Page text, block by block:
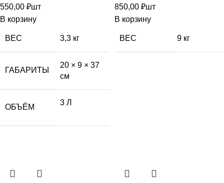
550,00 ₽шт
В корзину
ВЕС 3,3 кг
ГАБАРИТЫ
20 × 9 × 37
см
ОБЪЁМ
3 Л
850,00 ₽шт
В корзину
ВЕС 9 кг